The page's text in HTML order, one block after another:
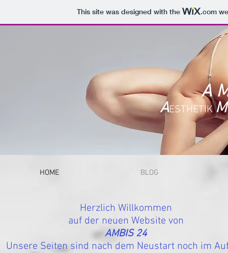
This site was designed with the .com
A
AESTHETIKM
HOME BLOG
Herzlich Willkommen
auf der neuen Website von
AMBIS 24
Unsere Seiten sind nach dem Neustart noch im